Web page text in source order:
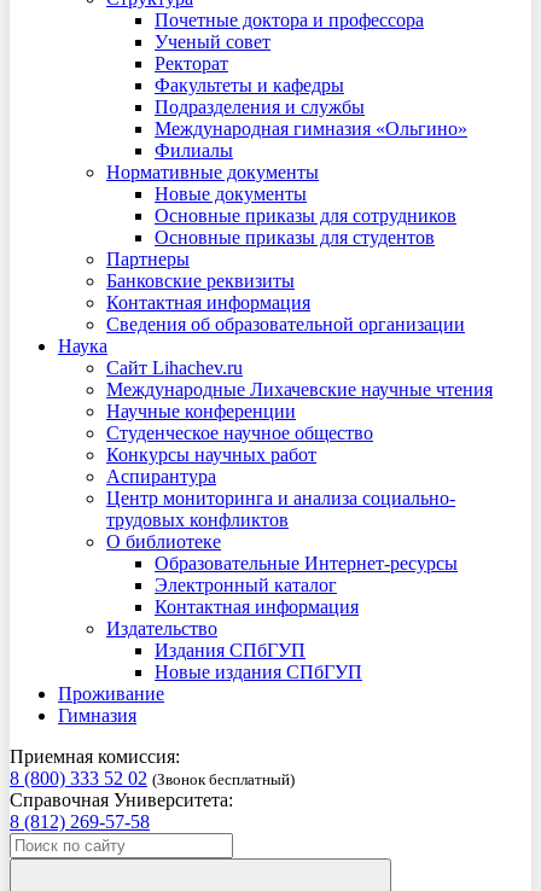
Почетные доктора и профессора
Ученый совет
Ректорат
Факультеты и кафедры
Подразделения и службы
Международная гимназия «Ольгино»
Филиалы
Нормативные документы
Новые документы
Основные приказы для сотрудников
Основные приказы для студентов
Партнеры
Банковские реквизиты
Контактная информация
Сведения об образовательной организации
Наука
Сайт Lihachev.ru
Международные Лихачевские научные чтения
Научные конференции
Студенческое научное общество
Конкурсы научных работ
Аспирантура
Центр мониторинга и анализа социально-
трудовых конфликтов
О библиотеке
Образовательные Интернет-ресурсы
Электронный каталог
Контактная информация
Издательство
Издания СПбГУП
Новые издания СПбГУП
Проживание
Гимназия
Приемная комиссия:
8 (800) 333 52 02 (Звонок бесплатный)
Справочная Университета:
8 (812) 269-57-58